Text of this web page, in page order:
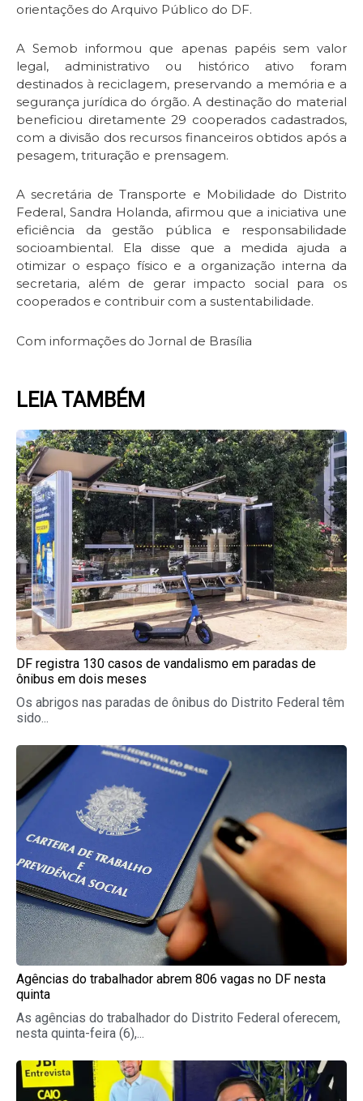
orientações do Arquivo Público do DF.
A Semob informou que apenas papéis sem valor
legal, administrativo ou histórico ativo foram
destinados à reciclagem, preservando a memória e a
segurança jurídica do órgão. A destinação do material
beneficiou diretamente 29 cooperados cadastrados,
com a divisão dos recursos financeiros obtidos após a
pesagem, trituração e prensagem.
A secretária de Transporte e Mobilidade do Distrito
Federal, Sandra Holanda, afirmou que a iniciativa une
eficiência da gestão pública e responsabilidade
socioambiental. Ela disse que a medida ajuda a
otimizar o espaço físico e a organização interna da
secretaria, além de gerar impacto social para os
cooperados e contribuir com a sustentabilidade.
Com informações do Jornal de Brasília
LEIA TAMBÉM
DF registra 130 casos de vandalismo em paradas de
ônibus em dois meses
Os abrigos nas paradas de ônibus do Distrito Federal têm
sido...
Agências do trabalhador abrem 806 vagas no DF nesta
quinta
As agências do trabalhador do Distrito Federal oferecem,
nesta quinta-feira (6),...
PagePagePagePagePage